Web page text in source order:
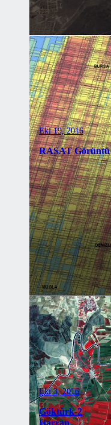
Eki 19, 2016
RASAT Görüntü
Eki 3, 2016
Göktürk-2